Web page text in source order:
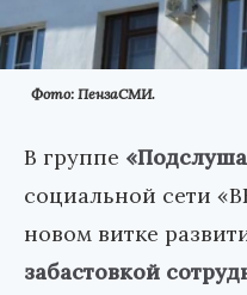
Фото: ПензаСМИ.
В группе
социальной сети
новом витке
забастовкой